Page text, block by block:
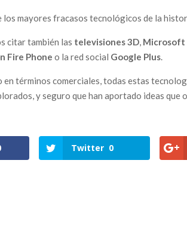
los mayores fracasos tecnológicos de la
citar también las televisiones 3D, Microsoft
Fire Phone o la red social Google Plus.
en términos comerciales, todas estas
y seguro que han aportado ideas
Twitter 0